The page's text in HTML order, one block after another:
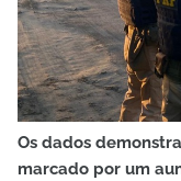
Os dados
marcado por um